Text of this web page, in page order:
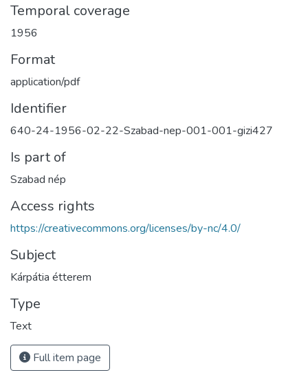
Temporal coverage
1956
Format
application/pdf
Identifier
640-24-1956-02-22-Szabad-nep-001-001-gizi427
Is part of
Szabad nép
Access rights
https://creativecommons.org/licenses/by-nc/4.0/
Subject
Kárpátia étterem
Type
Text
Full item page